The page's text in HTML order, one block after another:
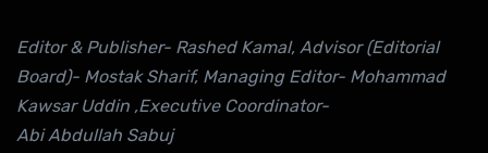
Editor & Publisher- Rashed Kamal, Advisor (Editorial
Board)- Mostak Sharif, Managing Editor- Mohammad
Kawsar Uddin ,Executive Coordinator-
Abi Abdullah Sabuj